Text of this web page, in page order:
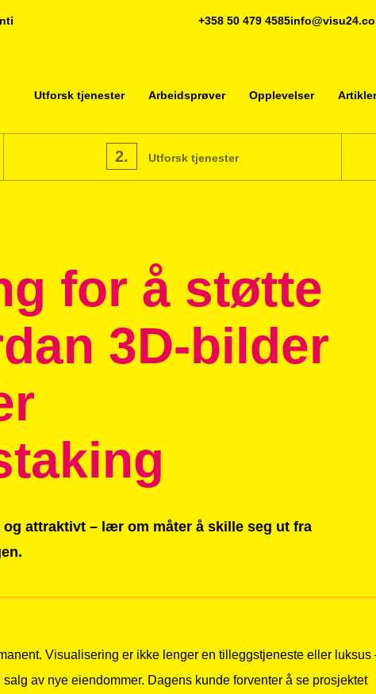
+358 50 479 4585
Utforsk tjenester Arbeidsprøver Opplevelser Artikler
2. Utforsk tjenester
for å støtte
3D-bilder
attraktivt – lær om måter å skille seg ut fra
Visualisering er ikke lenger en tilleggstjeneste eller luksus
av nye eiendommer. Dagens kunde forventer å se prosjektet